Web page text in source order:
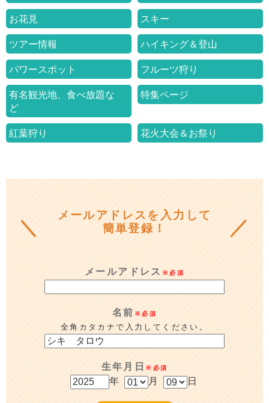
お花見 スキー
ツアー情報 ハイキング＆登山
パワースポット フルーツ狩り
有名観光地、食べ放題な
ど
特集ページ
紅葉狩り 花火大会＆お祭り
メールアドレスを入力して
簡単登録！
メールアドレス ※必須
名前 ※必須
全角カタカナで入力してください。
生年月日 ※必須
年 月 日